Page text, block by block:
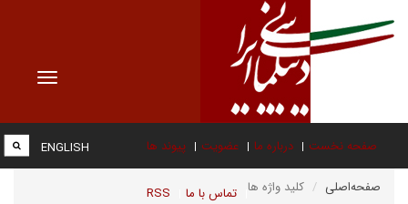
Toggle
صفحه نخست درباره ما عضویت پیوند ها
تماس با ما RSS
ENGLISH
صفحه‌اصلی کلید واژه ها